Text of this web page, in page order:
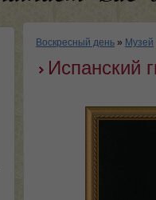
Воскресный день » Музей
Испанский